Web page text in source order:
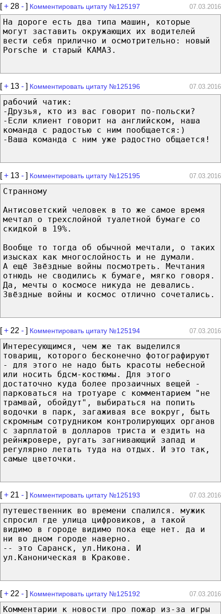
[+ 28 - ] Комментировать цитату №125197 07.03.2016
На дороге есть два типа машин, которые
могут заставить окружающих их водителей
вести себя прилично и осмотрительно: новый
Porsche и старый КАМАЗ.
[+ 13 - ] Комментировать цитату №125196 07.03.2016
рабочий чатик:
-Друзья, кто из вас говорит по-польски?
-Если клиент говорит на английском, наша
команда с радостью с ним пообщается:)
-Ваша команда с ним уже радостно общается!
[+ 13 - ] Комментировать цитату №125195 07.03.2016
Странному
Антисоветский человек в то же самое время
мечтал о трехслойной туалетной бумаге со
скидкой в 19%.
Вообще то тогда об обычной мечтали, о таких
изысках как многослойность и не думали.
А ещё Звёздные войны посмотреть. Мечтания
отнюдь не сводились к бумаге, мягко говоря.
Да, мечты о космосе никуда не девались.
Звёздные войны и космос отлично сочетались.
[+ 22 - ] Комментировать цитату №125194 07.03.2016
Интересующимся, чем же так выделился
товарищ, которого бесконечно фотографируют
- для этого не надо быть красоты небесной
или носить бдсм-костюмы. Для этого
достаточно куда более прозаичных вещей -
парковаться на тротуаре с комментарием "не
трамвай, обойдут", выбираться на попить
водочки в парк, загаживая все вокруг, быть
скромным сотрудником контролирующих органов
с зарплатой в долларов триста и ездить на
рейнжровере, ругать загнивающий запад и
регулярно летать туда на отдых. И это так,
самые цветочки.
[+ 21 - ] Комментировать цитату №125193 07.03.2016
путешественник во времени спалился. мужик
спросил где улица цифровиков, а такой
видимо в городе видимо пока еще нет. да и
ни во дном городе наверно.
-- это Саранск, ул.Никона. И
ул.Каноническая в Кракове.
[+ 22 - ] Комментировать цитату №125192 07.03.2016
Комментарии к новости про пожар из-за игры